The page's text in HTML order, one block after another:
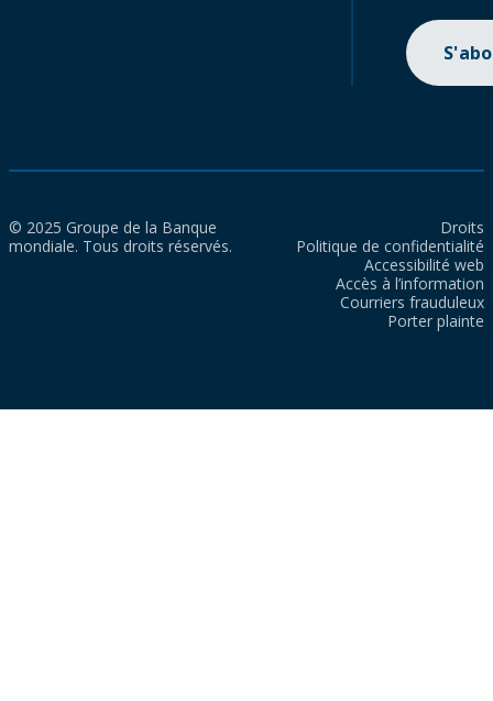
© 2025 Groupe de la Banque
mondiale. Tous droits réservés.
Droits
Politique de confidentialité
Accessibilité web
Accès à l’information
Courriers frauduleux
Porter plainte